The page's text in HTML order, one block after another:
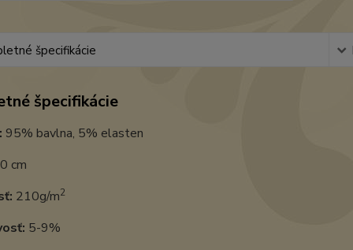
špecifikácie
špecifikácie
95% bavlna, 5% elasten
cm
210g/m2
5-9%